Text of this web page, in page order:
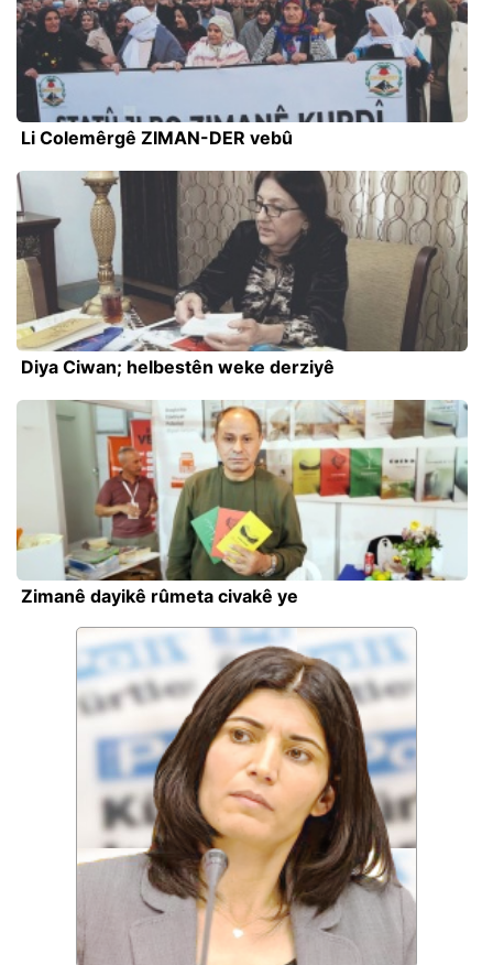
Li Colemêrgê ZIMAN-DER vebû
Diya Ciwan; helbestên weke derziyê
Zimanê dayikê rûmeta civakê ye